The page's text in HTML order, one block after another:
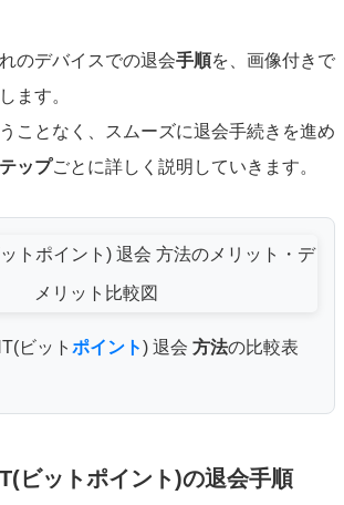
のデバイスでの退会手順を、画像付きで
ます。
ことなく、スムーズに退会手続きを進め
ップごとに詳しく説明していきます。
ビット ポイント) 退会 方法の比較表
ビットポイント)の退会手順